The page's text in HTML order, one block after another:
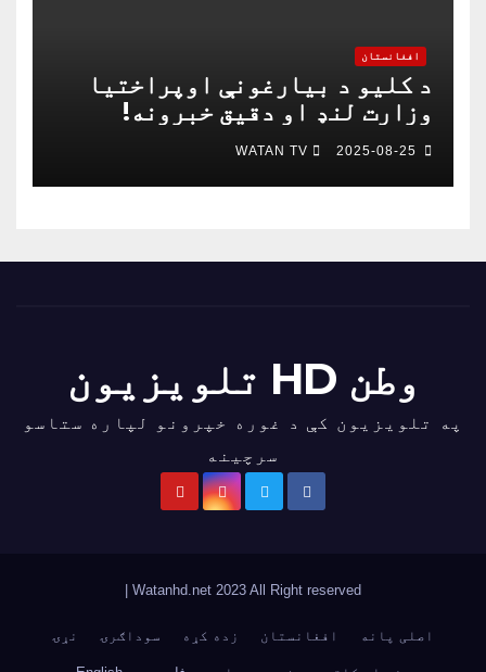
افغانستان
د کلیو د بیارغونې اوپراختیا
وزارت لنډ او دقیق خبرونه!
2025-08-25
WATAN TV
وطن HD تلویزیون
په تلویزیون کې د غوره خپرونو لپاره ستاسو
سرچینه
Watanhd.net 2023 All Right reserved
اصلی پانه افغانستان زده کړه سوداګرۍ نړۍ